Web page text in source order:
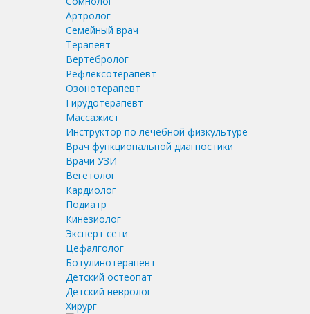
Артролог
Семейный врач
Терапевт
Вертебролог
Рефлексотерапевт
Озонотерапевт
Гирудотерапевт
Массажист
Инструктор по лечебной физкультуре
Врач функциональной диагностики
Врачи УЗИ
Вегетолог
Кардиолог
Подиатр
Кинезиолог
Эксперт сети
Цефалголог
Ботулинотерапевт
Детский остеопат
Детский невролог
Хирург